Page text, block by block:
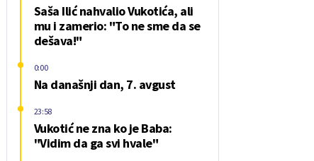
Saša Ilić nahvalio Vukotića, ali
mu i zamerio: "To ne sme da se
dešava!"
Na današnji dan, 7. avgust
0:00
Vukotić ne zna ko je Baba:
"Vidim da ga svi hvale"
23:58